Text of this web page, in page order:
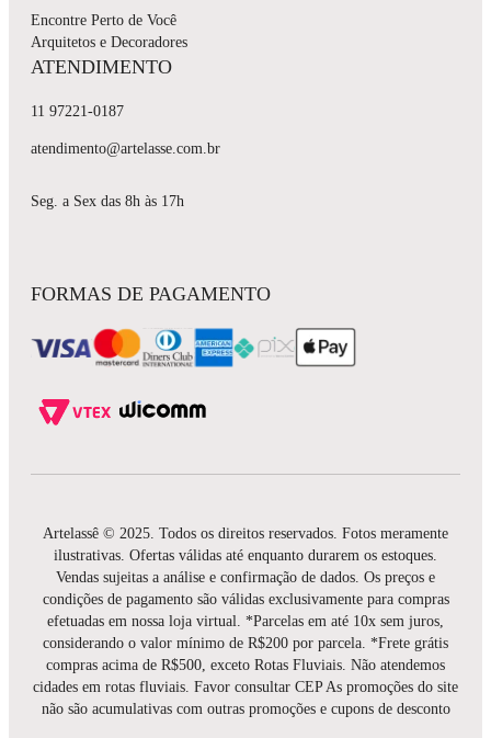
Encontre Perto de Você
Arquitetos e Decoradores
ATENDIMENTO
11 97221-0187
atendimento@artelasse.com.br
Seg. a Sex das 8h às 17h
FORMAS DE PAGAMENTO
Artelassê © 2025. Todos os direitos reservados. Fotos meramente
ilustrativas. Ofertas válidas até enquanto durarem os estoques.
Vendas sujeitas a análise e confirmação de dados. Os preços e
condições de pagamento são válidas exclusivamente para compras
efetuadas em nossa loja virtual. *Parcelas em até 10x sem juros,
considerando o valor mínimo de R$200 por parcela. *Frete grátis
compras acima de R$500, exceto Rotas Fluviais. Não atendemos
cidades em rotas fluviais. Favor consultar CEP As promoções do site
não são acumulativas com outras promoções e cupons de desconto